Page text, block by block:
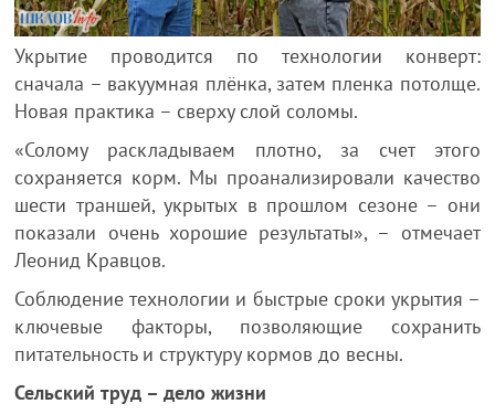
Укрытие проводится по технологии конверт:
сначала – вакуумная плёнка, затем пленка потолще.
Новая практика – сверху слой соломы.
«Солому раскладываем плотно, за счет этого
сохраняется корм. Мы проанализировали качество
шести траншей, укрытых в прошлом сезоне – они
показали очень хорошие результаты», – отмечает
Леонид Кравцов.
Соблюдение технологии и быстрые сроки укрытия –
ключевые факторы, позволяющие сохранить
питательность и структуру кормов до весны.
Сельский труд – дело жизни